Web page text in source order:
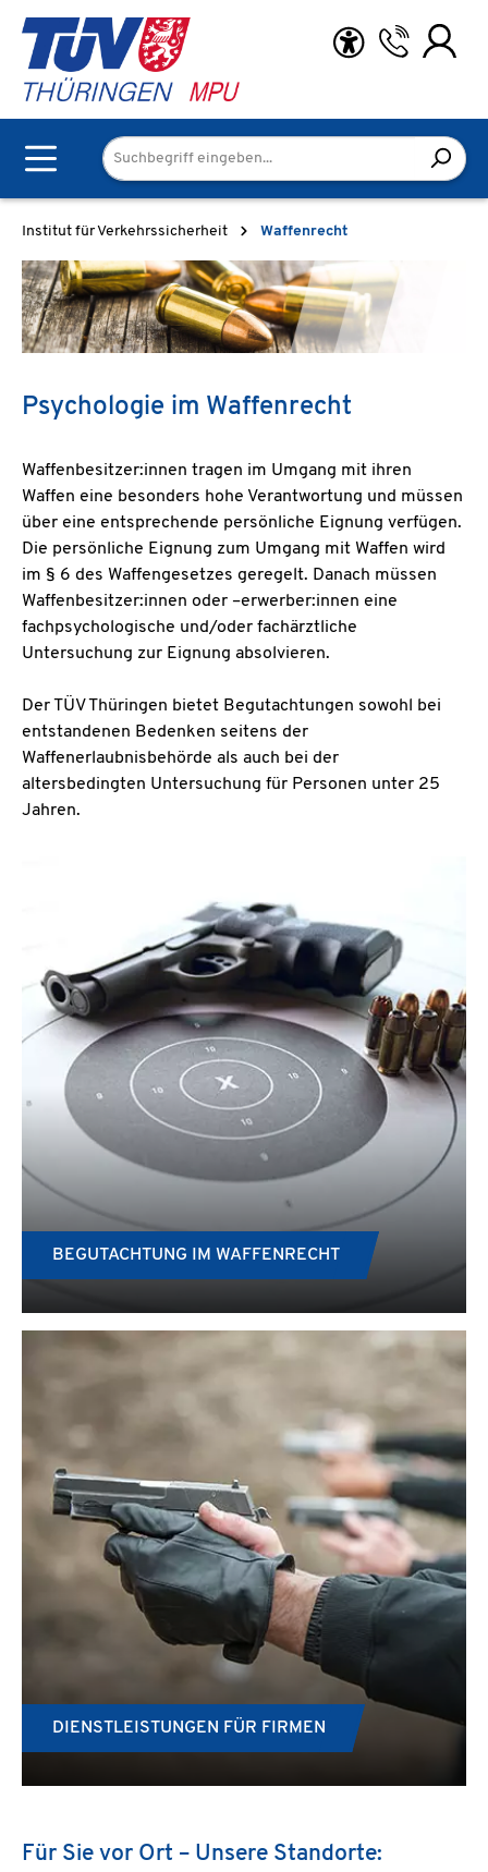
Zum Hauptinhalt springen
Institut für Verkehrssicherheit Waffenrecht
Psychologie im Waffenrecht
Waffenbesitzer:innen tragen im Umgang mit ihren
Waffen eine besonders hohe Verantwortung und müssen
über eine entsprechende persönliche Eignung verfügen.
Die persönliche Eignung zum Umgang mit Waffen wird
im § 6 des Waffengesetzes geregelt. Danach müssen
Waffenbesitzer:innen oder –erwerber:innen eine
fachpsychologische und/oder fachärztliche
Untersuchung zur Eignung absolvieren.
Der TÜV Thüringen bietet Begutachtungen sowohl bei
entstandenen Bedenken seitens der
Waffenerlaubnisbehörde als auch bei der
altersbedingten Untersuchung für Personen unter 25
Jahren.
BEGUTACHTUNG IM WAFFENRECHT
DIENSTLEISTUNGEN FÜR FIRMEN
Für Sie vor Ort – Unsere Standorte: